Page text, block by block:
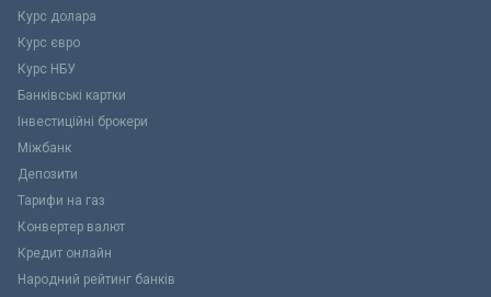
Курс долара
Курс євро
Курс НБУ
Банківські картки
Інвестиційні брокери
Міжбанк
Депозити
Тарифи на газ
Конвертер валют
Кредит онлайн
Народний рейтинг банків